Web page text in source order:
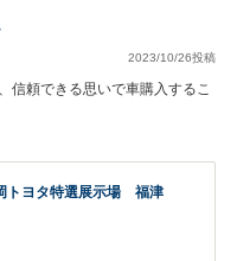
2023/10/26投稿
信頼できる思いで車購入するこ
トヨタ特選展示場 福津